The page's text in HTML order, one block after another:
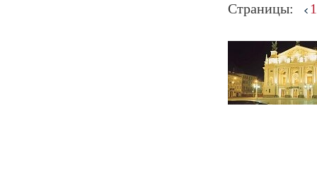
Страницы: 1